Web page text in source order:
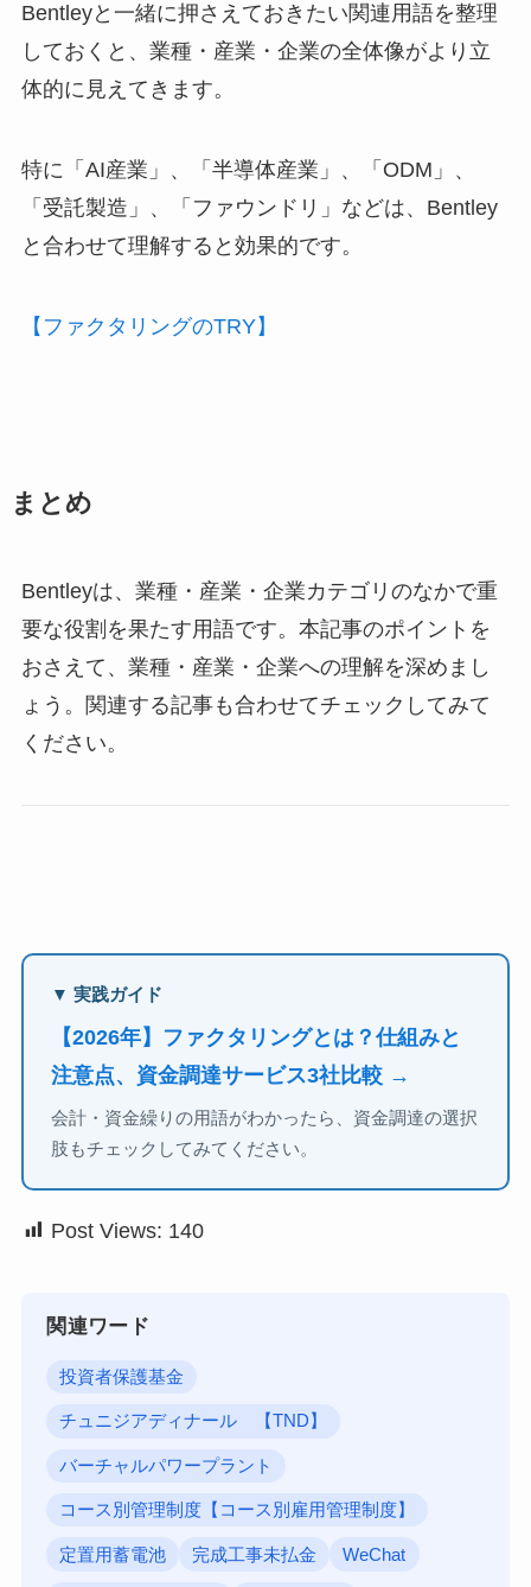
Bentleyと一緒に押さえておきたい関連用語を整理
しておくと、業種・産業・企業の全体像がより立
体的に見えてきます。
特に「AI産業」、「半導体産業」、「ODM」、
「受託製造」、「ファウンドリ」などは、Bentley
と合わせて理解すると効果的です。
【ファクタリングのTRY】
まとめ
Bentleyは、業種・産業・企業カテゴリのなかで重
要な役割を果たす用語です。本記事のポイントを
おさえて、業種・産業・企業への理解を深めまし
ょう。関連する記事も合わせてチェックしてみて
ください。
▼ 実践ガイド
【2026年】ファクタリングとは？仕組みと
注意点、資金調達サービス3社比較 →
会計・資金繰りの用語がわかったら、資金調達の選択
肢もチェックしてみてください。
Post Views: 140
関連ワード
投資者保護基金
チュニジアディナール 【TND】
バーチャルパワープラント
コース別管理制度【コース別雇用管理制度】
定置用蓄電池 完成工事未払金 WeChat